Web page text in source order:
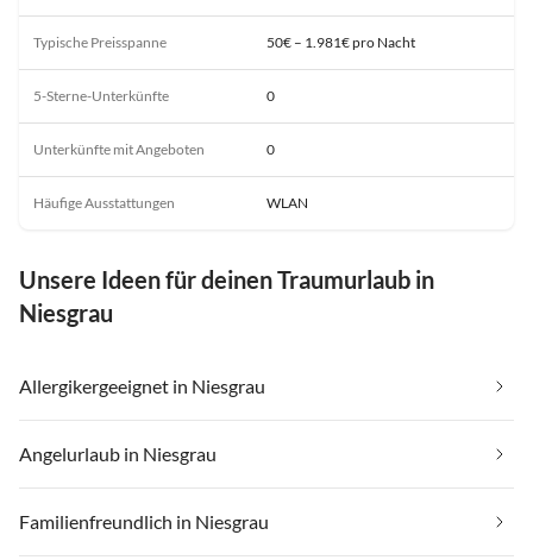
Typische Preisspanne 50€ – 1.981€ pro Nacht
5-Sterne-Unterkünfte 0
Unterkünfte mit Angeboten 0
Häufige Ausstattungen WLAN
Unsere Ideen für deinen Traumurlaub in
Niesgrau
Allergikergeeignet in Niesgrau
Angelurlaub in Niesgrau
Familienfreundlich in Niesgrau